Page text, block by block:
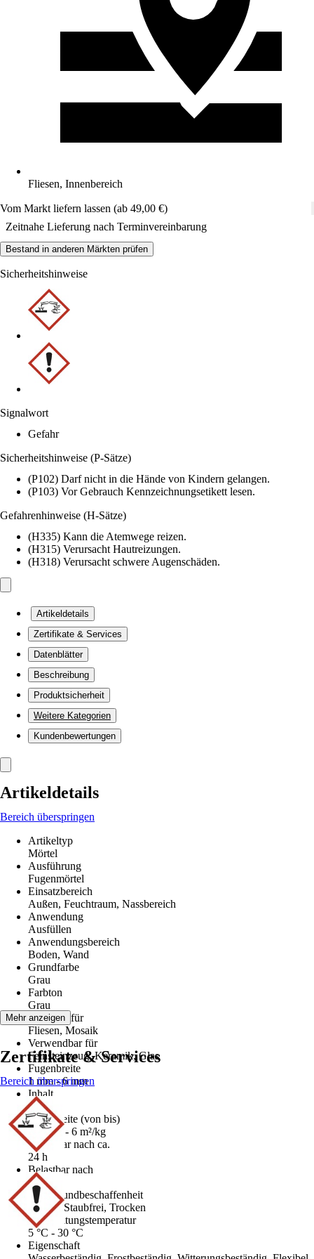
Fliesen, Innenbereich
Vom Markt liefern lassen (ab 49,00 €)
Zeitnahe Lieferung nach Terminvereinbarung
Bestand in anderen Märkten prüfen
Sicherheitshinweise
Signalwort
Gefahr
Sicherheitshinweise (P-Sätze)
(P102) Darf nicht in die Hände von Kindern gelangen.
(P103) Vor Gebrauch Kennzeichnungsetikett lesen.
Gefahrenhinweise (H-Sätze)
(H335) Kann die Atemwege reizen.
(H315) Verursacht Hautreizungen.
(H318) Verursacht schwere Augenschäden.
Artikeldetails
Zertifikate & Services
Datenblätter
Beschreibung
Produktsicherheit
Weitere Kategorien
Kundenbewertungen
Artikeldetails
Bereich überspringen
Artikeltyp
Mörtel
Ausführung
Fugenmörtel
Einsatzbereich
Außen, Feuchtraum, Nassbereich
Anwendung
Ausfüllen
Anwendungsbereich
Boden, Wand
Grundfarbe
Grau
Farbton
Grau
Geeignet für
Fliesen, Mosaik
Verwendbar für
Feinsteinzeug, Keramik, Glas
Fugenbreite
1 mm - 6 mm
Inhalt
5 kg
Reichweite (von bis)
1 m²/kg - 6 m²/kg
Begehbar nach ca.
24 h
Belastbar nach
168 h
Untergrundbeschaffenheit
Sauber, Staubfrei, Trocken
Verarbeitungstemperatur
5 °C - 30 °C
Eigenschaft
Mehr anzeigen
Zertifikate & Services
Bereich überspringen